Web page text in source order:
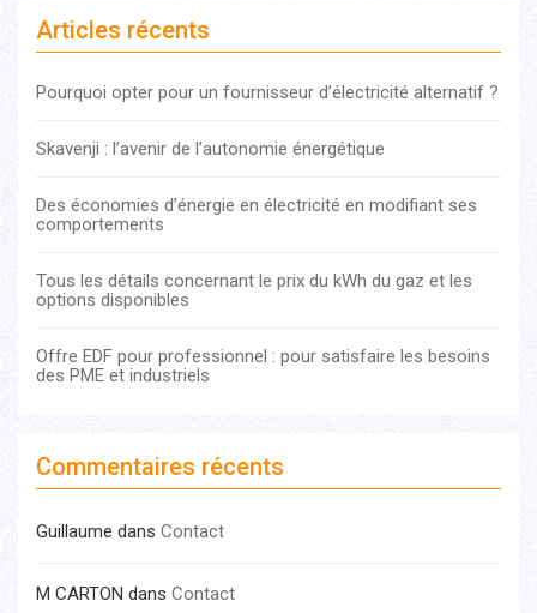
Articles récents
Pourquoi opter pour un fournisseur d’électricité alternatif ?
Skavenji : l’avenir de l’autonomie énergétique
Des économies d’énergie en électricité en modifiant ses
comportements
Tous les détails concernant le prix du kWh du gaz et les
options disponibles
Offre EDF pour professionnel : pour satisfaire les besoins
des PME et industriels
Commentaires récents
Guillaume dans Contact
M CARTON dans Contact